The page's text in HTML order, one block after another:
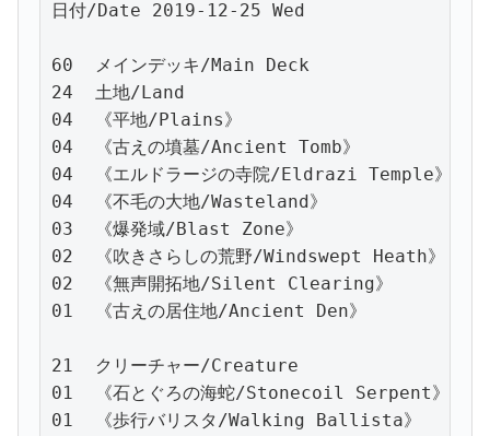
日付/Date 2019-12-25 Wed
60  メインデッキ/Main Deck
24  土地/Land
04  《平地/Plains》
04  《古えの墳墓/Ancient Tomb》
04  《エルドラージの寺院/Eldrazi Temple》
04  《不毛の大地/Wasteland》
03  《爆発域/Blast Zone》
02  《吹きさらしの荒野/Windswept Heath》
02  《無声開拓地/Silent Clearing》
01  《古えの居住地/Ancient Den》
21  クリーチャー/Creature
01  《石とぐろの海蛇/Stonecoil Serpent》
01  《歩行バリスタ/Walking Ballista》